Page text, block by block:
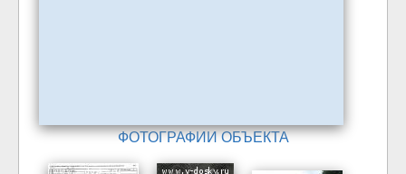
ФОТОГРАФИИ ОБЪЕКТА